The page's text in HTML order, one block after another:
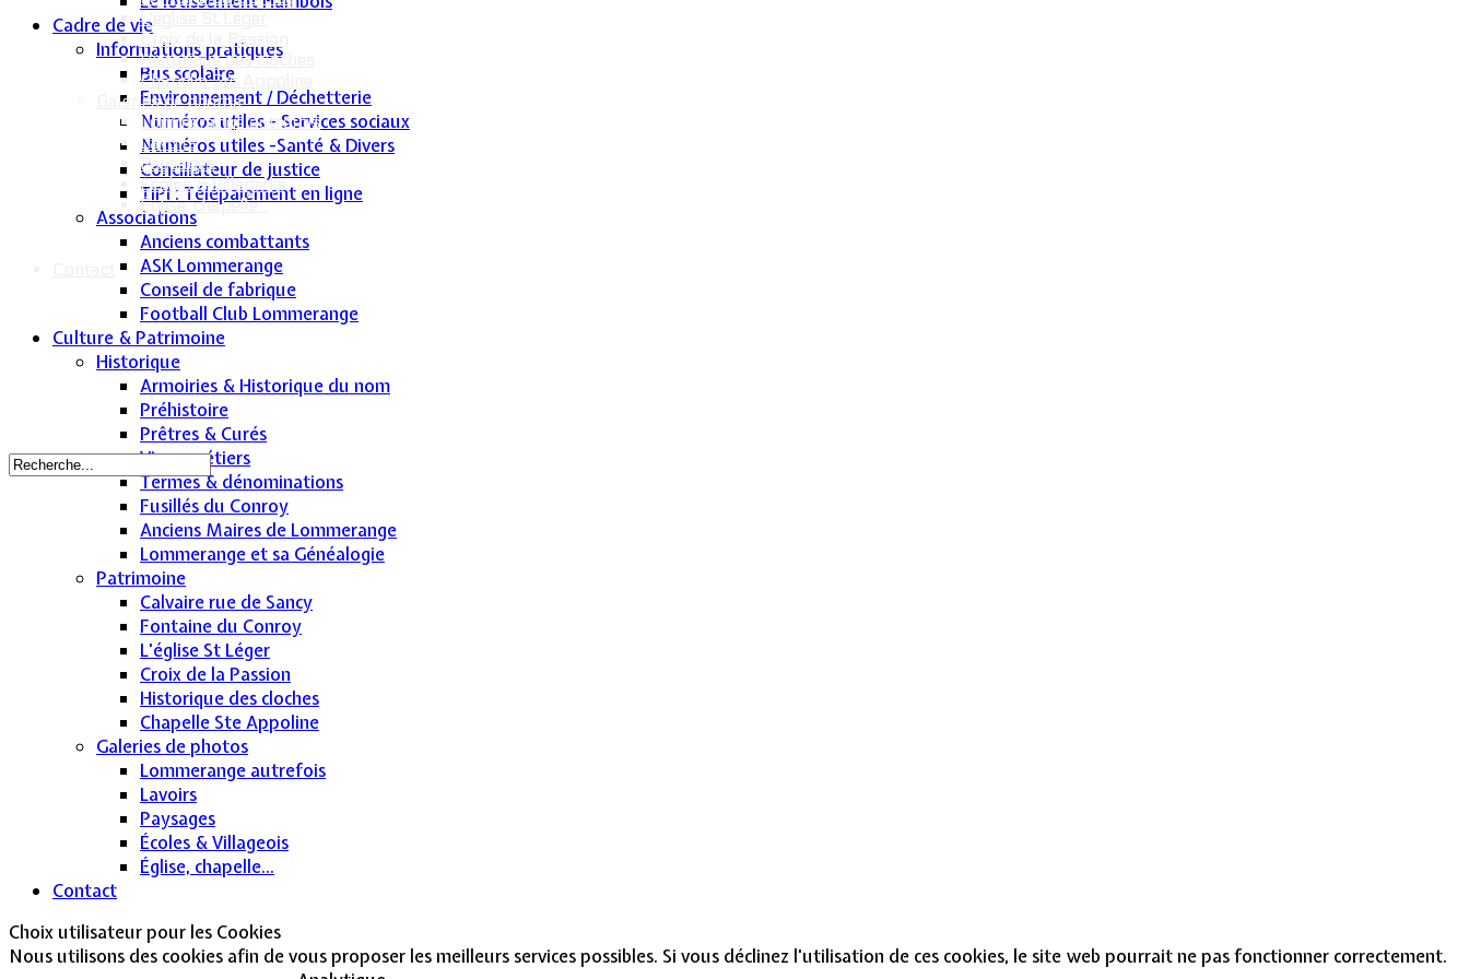
L'église St Léger
Croix de la Passion
Historique des cloches
Chapelle Ste Appoline
Galeries de photos
Lommerange autrefois
Lavoirs
Paysages
Écoles & Villageois
Église, chapelle...
Cadre de vie
Informations pratiques
Bus scolaire
Environnement / Déchetterie
Numéros utiles - Services sociaux
Numéros utiles -Santé & Divers
Conciliateur de justice
TIPI : Télépaiement en ligne
Associations
Anciens combattants
ASK Lommerange
Conseil de fabrique
Football Club Lommerange
Culture & Patrimoine
Historique
Armoiries & Historique du nom
Préhistoire
Prêtres & Curés
Vieux métiers
Termes & dénominations
Fusillés du Conroy
Anciens Maires de Lommerange
Lommerange et sa Généalogie
Patrimoine
Calvaire rue de Sancy
Fontaine du Conroy
L'église St Léger
Croix de la Passion
Historique des cloches
Chapelle Ste Appoline
Galeries de photos
Lommerange autrefois
Lavoirs
Paysages
Écoles & Villageois
Église, chapelle...
Contact
Choix utilisateur pour les Cookies
Nous utilisons des cookies afin de vous proposer les meilleurs services possibles. Si vous déclinez l'utilisation de ces cookies, le site web pourrait ne pas fonctionner correctement.